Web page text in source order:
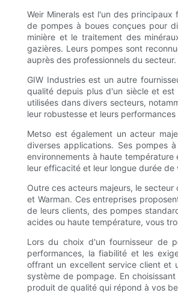
Weir Minerals est l'un des
de pompes à boues conçues pour
minière et le traitement des
gazières. Leurs pompes sont
auprès des professionnels du secteur.
GIW Industries est un autre
qualité depuis plus d'un siècle et
utilisées dans divers secteurs,
leur robustesse et leurs performances
Metso est également un acteur
diverses applications. Ses pompes
environnements à haute
leur efficacité et leur longue durée
Outre ces acteurs majeurs, le
et Warman. Ces entreprises
de leurs clients, des pompes
acides ou haute température, vous
Lors du choix d'un fournisseur de
performances, la fiabilité et les
offrant un excellent service client et
système de pompage. En
produit de qualité qui répond à vos